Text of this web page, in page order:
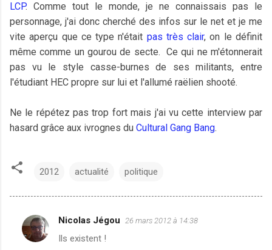
LCP. Comme tout le monde, je ne connaissais pas le
personnage, j'ai donc cherché des infos sur le net et je me
vite aperçu que ce type n'était pas très clair, on le définit
même comme un gourou de secte. Ce qui ne m'étonnerait
pas vu le style casse-burnes de ses militants, entre
l'étudiant HEC propre sur lui et l'allumé raëlien shooté.
Ne le répétez pas trop fort mais j'ai vu cette interview par
hasard grâce aux ivrognes du Cultural Gang Bang.
2012 actualité politique
C
o
Nicolas Jégou 26 mars 2012 à 14:38
Ils existent !